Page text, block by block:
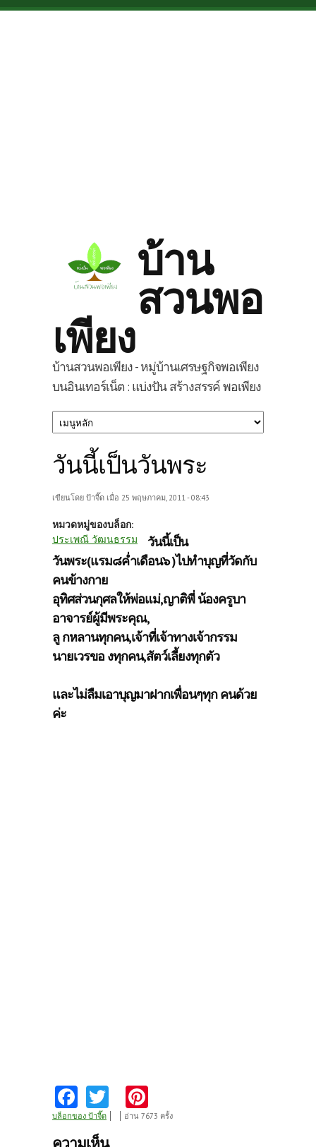
Skip to main content
บ้าน
สวนพอ
เพียง
บ้านสวนพอเพียง - หมู่บ้านเศรษฐกิจพอเพียง
บนอินเทอร์เน็ต : แบ่งปัน สร้างสรรค์ พอเพียง
วันนี้เป็นวันพระ
เขียนโดย ป้าจี๊ด เมื่อ 25 พฤษภาคม, 2011 - 08:43
หมวดหมู่ของบล็อก:
ประเพณี วัฒนธรรม
วันนี้เป็น
วันพระ(แรม๘ค่ำเดือน๖)ไปทำบุญที่วัดกับ
คนข้างกาย
อุทิศส่วนกุศลให้พ่อแม่,ญาติพี่ น้องครูบา
อาจารย์ผู้มีพระคุณ,
ลู กหลานทุกคน,เจ้าที่เจ้าทางเจ้ากรรม
นายเวรขอ งทุกคน,สัตว์เลี้ยงทุกตัว
และไม่ลืมเอาบุญมาฝากเพื่อนๆทุก คนด้วย
ค่ะ
Fa
ce
b
w
itt
nt
บล็อกของ ป้าจี๊ด อ่าน 7673 ครั้ง
ความเห็น